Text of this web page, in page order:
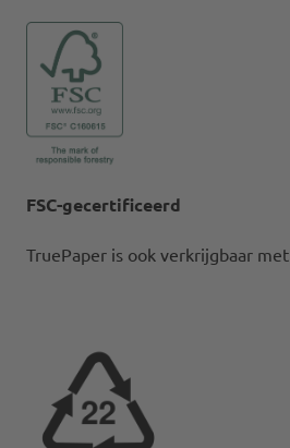
FSC-gecertificeerd
TruePaper is ook verkrijgbaar met